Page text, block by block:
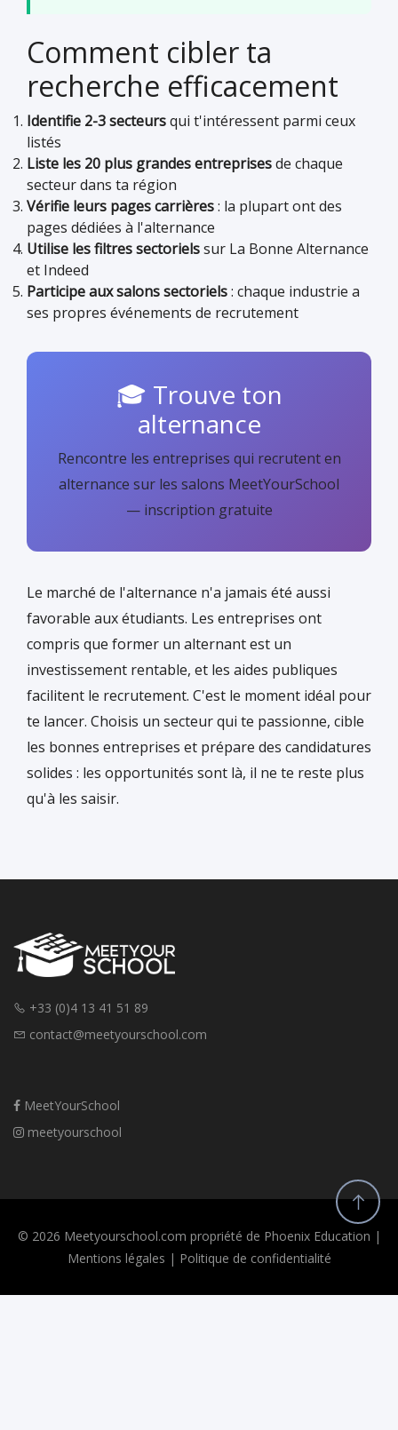
Comment cibler ta
recherche efficacement
Identifie 2-3 secteursqui t'intéressent parmi ceux
listés
Liste les 20 plus grandes entreprisesde chaque
secteur dans ta région
Vérifie leurs pages carrières: la plupart ont des
pages dédiées à l'alternance
Utilise les filtres sectorielssur La Bonne Alternance
et Indeed
Participe aux salons sectoriels: chaque industrie a
ses propres événements de recrutement
🎓 Trouve ton
alternance
Rencontre les entreprises qui recrutent en
alternance sur les salons MeetYourSchool
— inscription gratuite
Le marché de l'alternance n'a jamais été aussi
favorable aux étudiants. Les entreprises ont
compris que former un alternant est un
investissement rentable, et les aides publiques
facilitent le recrutement. C'est le moment idéal pour
te lancer. Choisis un secteur qui te passionne, cible
les bonnes entreprises et prépare des candidatures
solides : les opportunités sont là, il ne te reste plus
qu'à les saisir.
+33 (0)4 13 41 51 89
contact@meetyourschool.com
MeetYourSchool
meetyourschool
© 2026 Meetyourschool.com propriété de Phoenix Education |
Mentions légales | Politique de confidentialité